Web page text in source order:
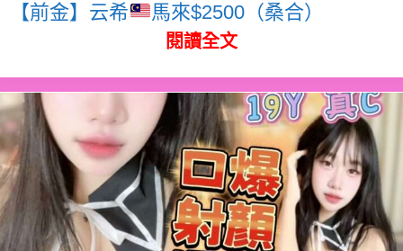
【前金】云希 馬來$2500（桑合）
閱讀全文